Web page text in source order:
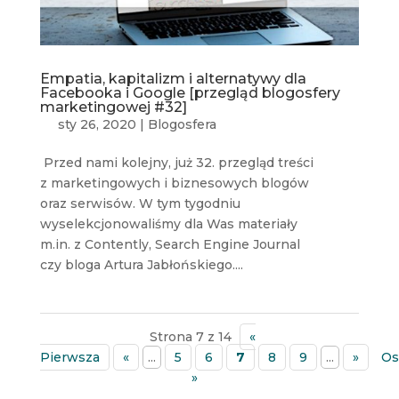
Empatia, kapitalizm i alternatywy dla
Facebooka i Google [przegląd blogosfery
marketingowej #32]
sty 26, 2020 | Blogosfera
Przed nami kolejny, już 32. przegląd treści
z marketingowych i biznesowych blogów
oraz serwisów. W tym tygodniu
wyselekcjonowaliśmy dla Was materiały
m.in. z Contently, Search Engine Journal
czy bloga Artura Jabłońskiego....
Strona 7 z 14
«
Pierwsza
« ... 5 6 7 8 9 ... »
»